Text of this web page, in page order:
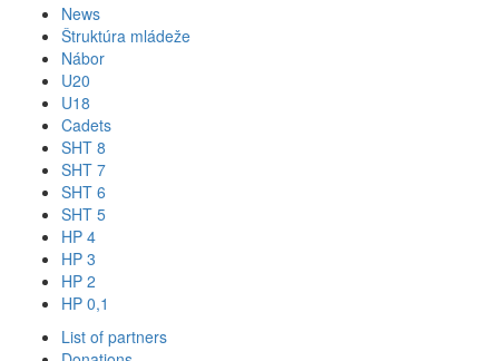
News
Štruktúra mládeže
Nábor
U20
U18
Cadets
SHT 8
SHT 7
SHT 6
SHT 5
HP 4
HP 3
HP 2
HP 0,1
List of partners